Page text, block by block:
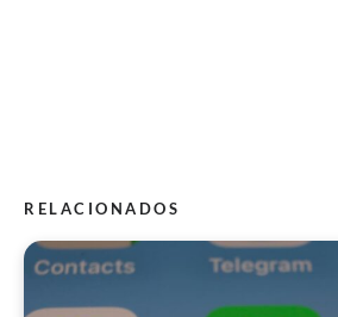
RELACIONADOS